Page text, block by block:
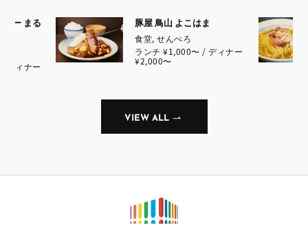
ー まる
ィナー
豚屋 鳥山 よこはま
食堂, せんべろ
ランチ ¥1,000〜 / ディナー
¥2,000〜
VIEW ALL